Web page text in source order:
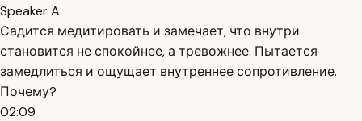
Speaker A
Садится медитировать и замечает, что внутри
становится не спокойнее, а тревожнее. Пытается
замедлиться и ощущает внутреннее сопротивление.
Почему?
02:09